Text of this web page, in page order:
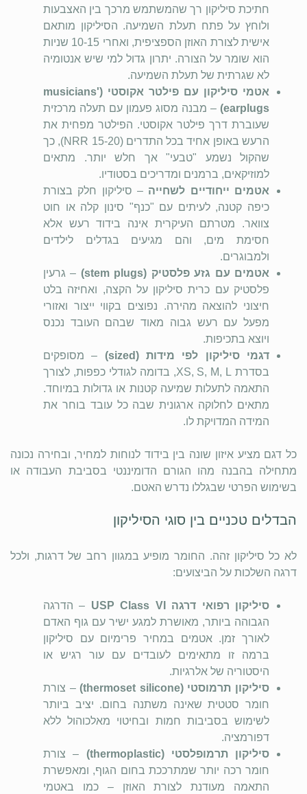
חתיכת סיליקון רך שהמשתמש מרכך בין האצבעות
ולוחץ על פתח תעלת השמיעה. הסיליקון מותאם
אישית לצורת האוזן הספציפית, ואחרי 10-15 שניות
הוא שומר על הצורה. יתרון גדול למי שיש אנטומיה
לא שגרתית של תעלת השמיעה.
אטמי סיליקון עם פילטר אקוסטי (musicians'
earplugs) – מבנה מסוג פעמון עם תעלה מרכזית
שעוברת דרך פילטר אקוסטי. הפילטר מפחית את
הרעש באופן אחיד בכל התדרים (NRR 15-20), כך
שהקול נשמע "טבעי" אך חלש יותר. מתאים
למוזיקאים, ברמנים ומדריכים בסטודיו.
אטמים ייחודיים לשחייה – סיליקון חלק בצורת
כיפה קטנה, לעיתים עם "כנף" סינון קלה או חוט
צוואר. מטרתם העיקרית אינה בידוד רעש אלא
חסימת מים, והם מגיעים בגדלים לילדים
ולמבוגרים.
אטמים עם גזע פלסטיק (stem plugs)
– גרעין
פלסטיק עם כרית סיליקון על הקצה, ואחיזה בלט
חיצוני להוצאה מהירה. נפוצים בקווי ייצור ואזורי
מפעל עם רעש גבוה מאוד שבהם העובד נכנס
ויוצא בתכיפות.
דגמי סיליקון לפי מידות (sized)
– מסופקים
בסדרת XS, S, M, L, בדומה לגודלי כפפות, לצורך
התאמה לתעלות שמיעה קטנות או גדולות במיוחד.
מתאים לחלוקה ארגונית שבה כל עובד בוחר את
המידה המדויקת לו.
כל דגם מציע איזון שונה בין בידוד לנוחות למחיר, ובחירה נכונה
מתחילה בהבנה מהו הגורם הדומיננטי בסביבת העבודה או
בשימוש הפרטי שבגללו נדרש האטם.
הבדלים טכניים בין סוגי הסיליקון
לא כל סיליקון זהה. החומר מופיע במגוון רחב של דרגות, ולכל
דרגה השלכות על הביצועים:
סיליקון רפואי דרגה USP Class VI
– הדרגה
הגבוהה ביותר, מאושרת למגע ישיר עם גוף האדם
לאורך זמן. אטמים במחיר פרימיום עם סיליקון
ברמה זו מתאימים לעובדים עם עור רגיש או
היסטוריה של אלרגיות.
סיליקון תרמוסטי (thermoset silicone)
– צורת
חומר סטטית שאינה משתנה בחום. יציב ביותר
לשימוש בסביבות חמות ובחיטוי מאלכוהול ללא
דפורמציה.
סיליקון תרמופלסטי (thermoplastic)
– צורת
חומר רכה יותר שמתרככת בחום הגוף, ומאפשרת
התאמה מעודנת לצורת האוזן – כמו באטמי